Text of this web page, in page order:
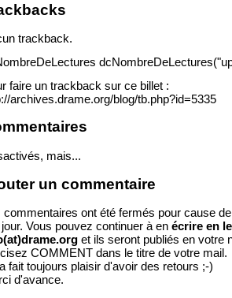
trackback.
faire un trackback sur ce billet :
archives.drame.org/blog/tb.php?id=5335
mais...
un commentaire
commentaires ont été fermés pour cause
Vous pouvez continuer à en écrire en
et ils seront publiés en votre
COMMENT dans le titre de votre mail.
fait toujours plaisir d'avoir des retours ;-)
d'avance.